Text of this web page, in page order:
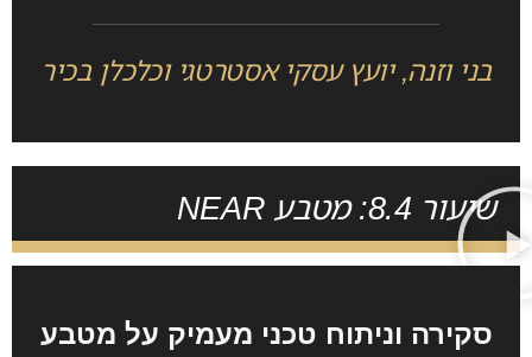
בני וזנה, יועץ עסקי אסטרטגי וכלכלן בכיר
שיעור 8.4: מטבע NEAR
סקירה וניתוח טכני מעמיק על מטבע